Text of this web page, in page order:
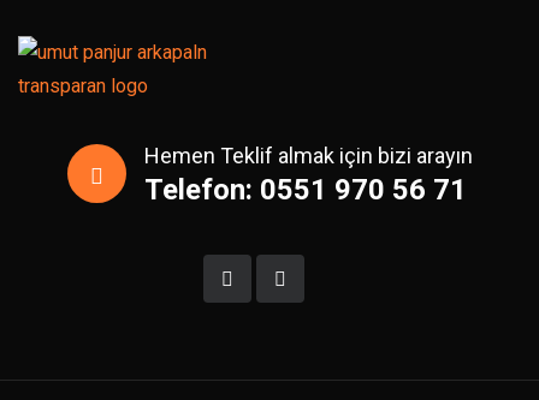
Hemen Teklif almak için bizi arayın
Telefon: 0551 970 56 71